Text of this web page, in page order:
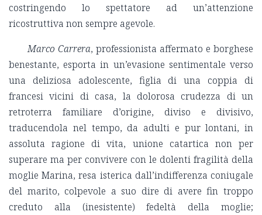
costringendo lo spettatore ad un’attenzione
ricostruttiva non sempre agevole.
Marco Carrera, professionista affermato e borghese
benestante, esporta in un’evasione sentimentale verso
una deliziosa adolescente, figlia di una coppia di
francesi vicini di casa, la dolorosa crudezza di un
retroterra familiare d’origine, diviso e divisivo,
traducendola nel tempo, da adulti e pur lontani, in
assoluta ragione di vita, unione catartica non per
superare ma per convivere con le dolenti fragilità della
moglie Marina, resa isterica dall’indifferenza coniugale
del marito, colpevole a suo dire di avere fin troppo
creduto alla (inesistente) fedeltà della moglie;